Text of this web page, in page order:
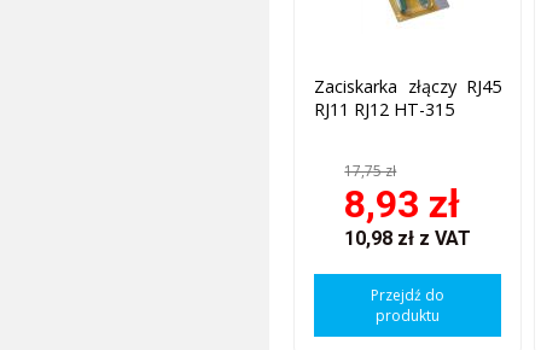
Zaciskarka złączy RJ45
RJ11 RJ12 HT-315
17,75 zł
8,93 zł
10,98 zł z VAT
Przejdź do
produktu